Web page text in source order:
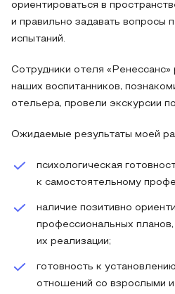
ориентироваться в
и правильно задавать вопросы
испытаний.
Сотрудники отеля
наших воспитанников,
отельера, провели экскурсии
Ожидаемые результаты моей
психологическая
к самостоятельному
наличие позитивно
профессиональных
их реализации;
готовность к
отношений со взрослыми